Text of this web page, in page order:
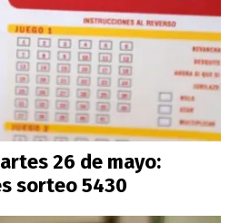
26 de mayo:
sorteo 5430